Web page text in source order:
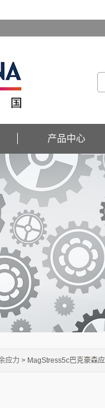
产品中心
应力 > MagStress5c巴克豪森